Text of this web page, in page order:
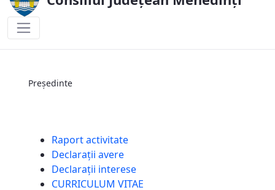
Președinte
Raport activitate
Declarații avere
Declarații interese
CURRICULUM VITAE